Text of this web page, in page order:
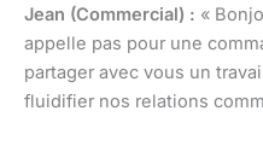
Jean (Commercial) : «
appelle pas pour une
partager avec vous un
fluidifier nos relations